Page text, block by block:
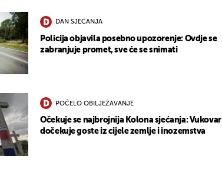
DAN SJEĆANJA
Policija objavila posebno upozorenje: Ovdje se
zabranjuje promet, sve će se snimati
POČELO OBILJEŽAVANJE
Očekuje se najbrojnija Kolona sjećanja: Vukovar
dočekuje goste iz cijele zemlje i inozemstva